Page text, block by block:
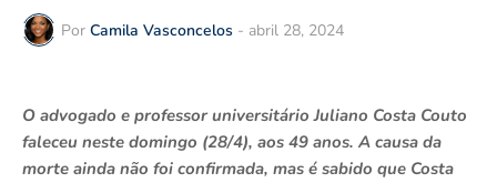
Por Camila Vasconcelos - abril 28, 2024
O advogado e professor universitário Juliano Costa Couto
faleceu neste domingo (28/4), aos 49 anos. A causa da
morte ainda não foi confirmada, mas é sabido que Costa